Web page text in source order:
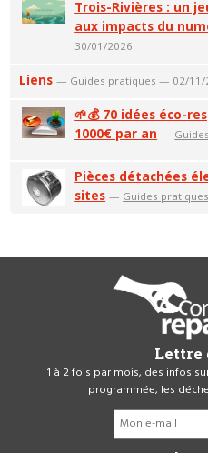
Trois-Rivières : un
aux impacts du
30/01/2026
Liens — Guides pratiques — 02/11/
🌱💰 70 idées éco-
1000€ par an —
Pièces détachées
sites — Guides pratiques
Lettre
1 à 2 fois par mois, des infos
programmée, les